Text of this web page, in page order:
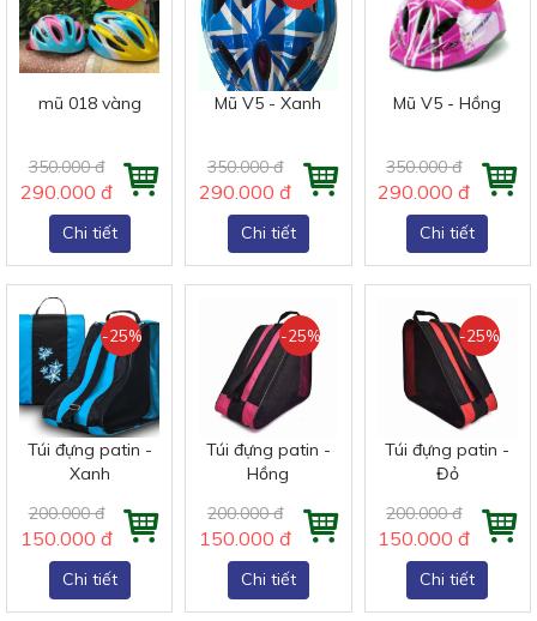
mũ 018 vàng
350.000 đ
290.000 đ
Chi tiết
Mũ V5 - Xanh
350.000 đ
290.000 đ
Chi tiết
Mũ V5 - Hồng
350.000 đ
290.000 đ
Chi tiết
-25%
Túi đựng patin -
Xanh
200.000 đ
150.000 đ
Chi tiết
-25%
Túi đựng patin -
Hồng
200.000 đ
150.000 đ
Chi tiết
-25%
Túi đựng patin -
Đỏ
200.000 đ
150.000 đ
Chi tiết